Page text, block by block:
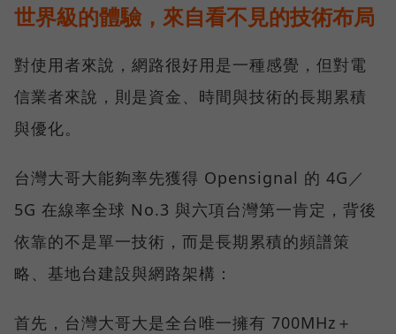
世界級的體驗，來自看不見的技術布局
對使用者來說，網路很好用是一種感覺，但對電
信業者來說，則是資金、時間與技術的長期累積
與優化。
台灣大哥大能夠率先獲得 Opensignal 的 4G／
5G 在線率全球 No.3 與六項台灣第一肯定，背後
依靠的不是單一技術，而是長期累積的頻譜策
略、基地台建設與網路架構：
首先，台灣大哥大是全台唯一擁有 700MHz＋